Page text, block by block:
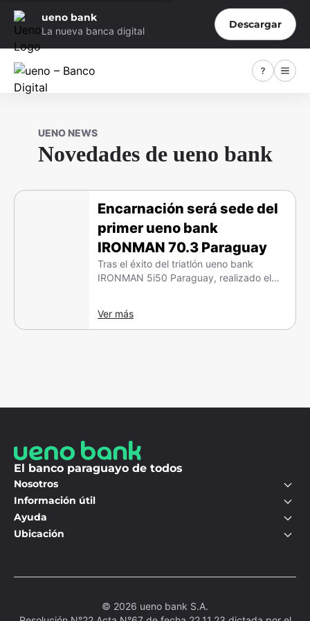
ueno bank
La nueva banca digital
Descargar
UENO NEWS
Novedades de ueno bank
Encarnación será sede del
primer ueno bank
IRONMAN 70.3 Paraguay
Tras el éxito del triatlón ueno bank
IRONMAN 5i50 Paraguay, realizado el
realización del primer IRONMAN® 70.3®
en Paraguay, que tendrá lugar el
Ver más
El banco paraguayo de todos
Nosotros
Información útil
Ayuda
Ubicación
© 2026 ueno bank S.A.